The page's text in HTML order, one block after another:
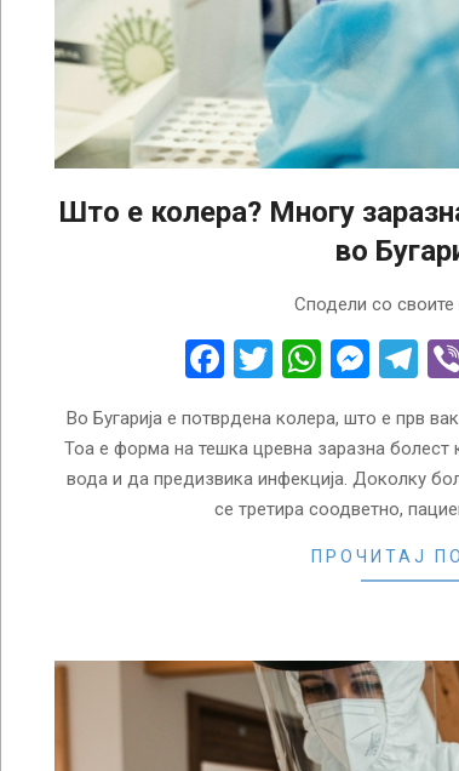
Што е колера? Многу
во
Сподели со своите
Facebook
Twitter
Во Бугарија е потврдена колера, што е прв
Тоа е форма на тешка цревна заразна
вода и да предизвика инфекција. Доколку
се третира соодветно,
ПРОЧИТАЈ